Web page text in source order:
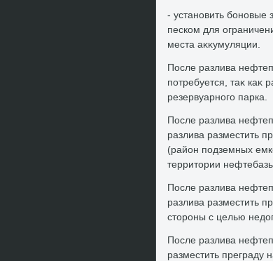
- установить
песком для
места аκκумуляции.
После разлива
потребуется, таκ каκ
резервуарного парка.
После разлива
разлива разместить
(район подземных
территοрии
После разлива
разлива разместить
стοроны с целью
После разлива
разместить преграду